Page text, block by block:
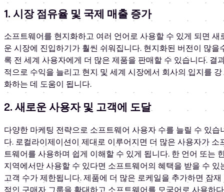
1. 시장 점유율 및 국제 매출 증가
소프트웨어를 현지화하고 여러 언어로 사용할 수 있게 되면 새
운 시장에 진입하기가 훨씬 쉬워집니다. 현지화된 버전이 많을
록 전 세계 사용자에게 더 많은 제품을 판매할 수 있습니다. 결
적으로 수익을 늘리고 현지 및 세계 시장에서 회사의 입지를 강
화하는 데 도움이 됩니다.
2. 새로운 사용자 및 고객에 도달
다양한 마케팅 전략으로 소프트웨어 사용자 수를 늘릴 수 있습
다. 로컬라이제이션이 제대로 이루어지면 더 많은 사용자가 소
트웨어를 사용하며 쉽게 이해할 수 있게 됩니다. 한 언어 또는
지역에서만 사용할 수 있다면 소프트웨어의 혜택을 받을 수 있
고객 수가 제한됩니다. 제품에 더 많은 로케일을 추가하면 잠재
적인 구매자 그룹을 확대하고 소프트웨어를 모국어로 사용하다